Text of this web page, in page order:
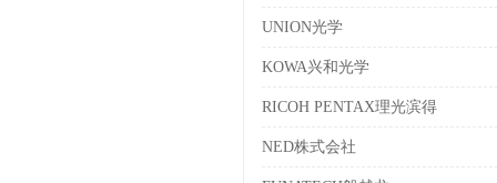
UNION光学
KOWA兴和光学
RICOH PENTAX理光滨得
NED株式会社